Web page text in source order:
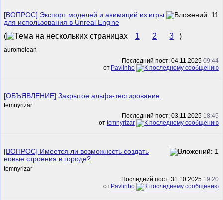
[ВОПРОС] Экспорт моделей и анимаций из игры
для использования в Unreal Engine
( 1 2 3 )
auromolean
Последний пост: 04.11.2025 09:44
от Pavlinho
[ОБЪЯВЛЕНИЕ] Закрытое альфа-тестирование
temnyrizar
Последний пост: 03.11.2025 18:45
от temnyrizar
[ВОПРОС] Имеется ли возможность создать
новые строения в городе?
temnyrizar
Последний пост: 31.10.2025 19:20
от Pavlinho